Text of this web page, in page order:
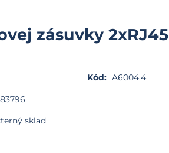
zásuvky 2xRJ45
Kód: A6004.4
sklad